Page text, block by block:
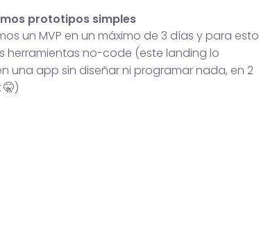
prototipos simples
un MVP en un máximo de 3 días y para esto
herramientas no-code (este landing lo
una app sin diseñar ni programar nada, en 2